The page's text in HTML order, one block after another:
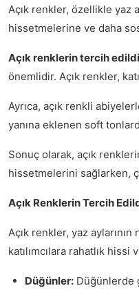
Açık renkler, özellikle yaz
hissetmelerine ve daha
Açık renklerin tercih
önemlidir. Açık renkler,
Ayrıca, açık renkli
yanına eklenen soft
Sonuç olarak, açık
hissetmelerini sağlarken,
Açık Renklerin Tercih
Açık renkler, yaz
katılımcılara rahatlık
Düğünler: Düğünlerde